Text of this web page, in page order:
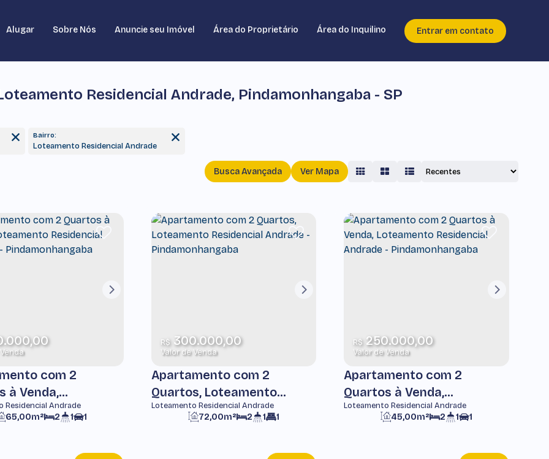
Área do Inquilino
Área do Proprietário
Anuncie seu Imóvel
Sobre Nós
Alugar Entrar em contato
Residencial Andrade, Pindamonhangaba - SP
Bairro:
Loteamento Residencial Andrade
Busca Avançada Ver Mapa
com 2
à Venda,
Residencial
-
Residencial Andrade
2 1
65,00m² 1
R$300.000,00
Valor de Venda
Apartamento com 2
Quartos, Loteamento
Residencial Andrade -
Pindamonhangaba
Loteamento Residencial Andrade
2 1
72,00m² 1
R$250.000,00
Valor de Venda
Apartamento com 2
Quartos à Venda,
Loteamento Residencial
Andrade -
Loteamento Residencial Andrade
2 1
45,00m² 1